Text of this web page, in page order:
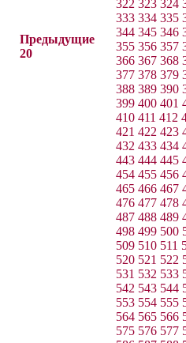
Предыдущие
20
322 323 324
333 334 335
344 345 346
355 356 357
366 367 368
377 378 379
388 389 390
399 400 401
410 411 412
421 422 423
432 433 434
443 444 445
454 455 456
465 466 467
476 477 478
487 488 489
498 499 500
509 510 511
520 521 522
531 532 533
542 543 544
553 554 555
564 565 566
575 576 577